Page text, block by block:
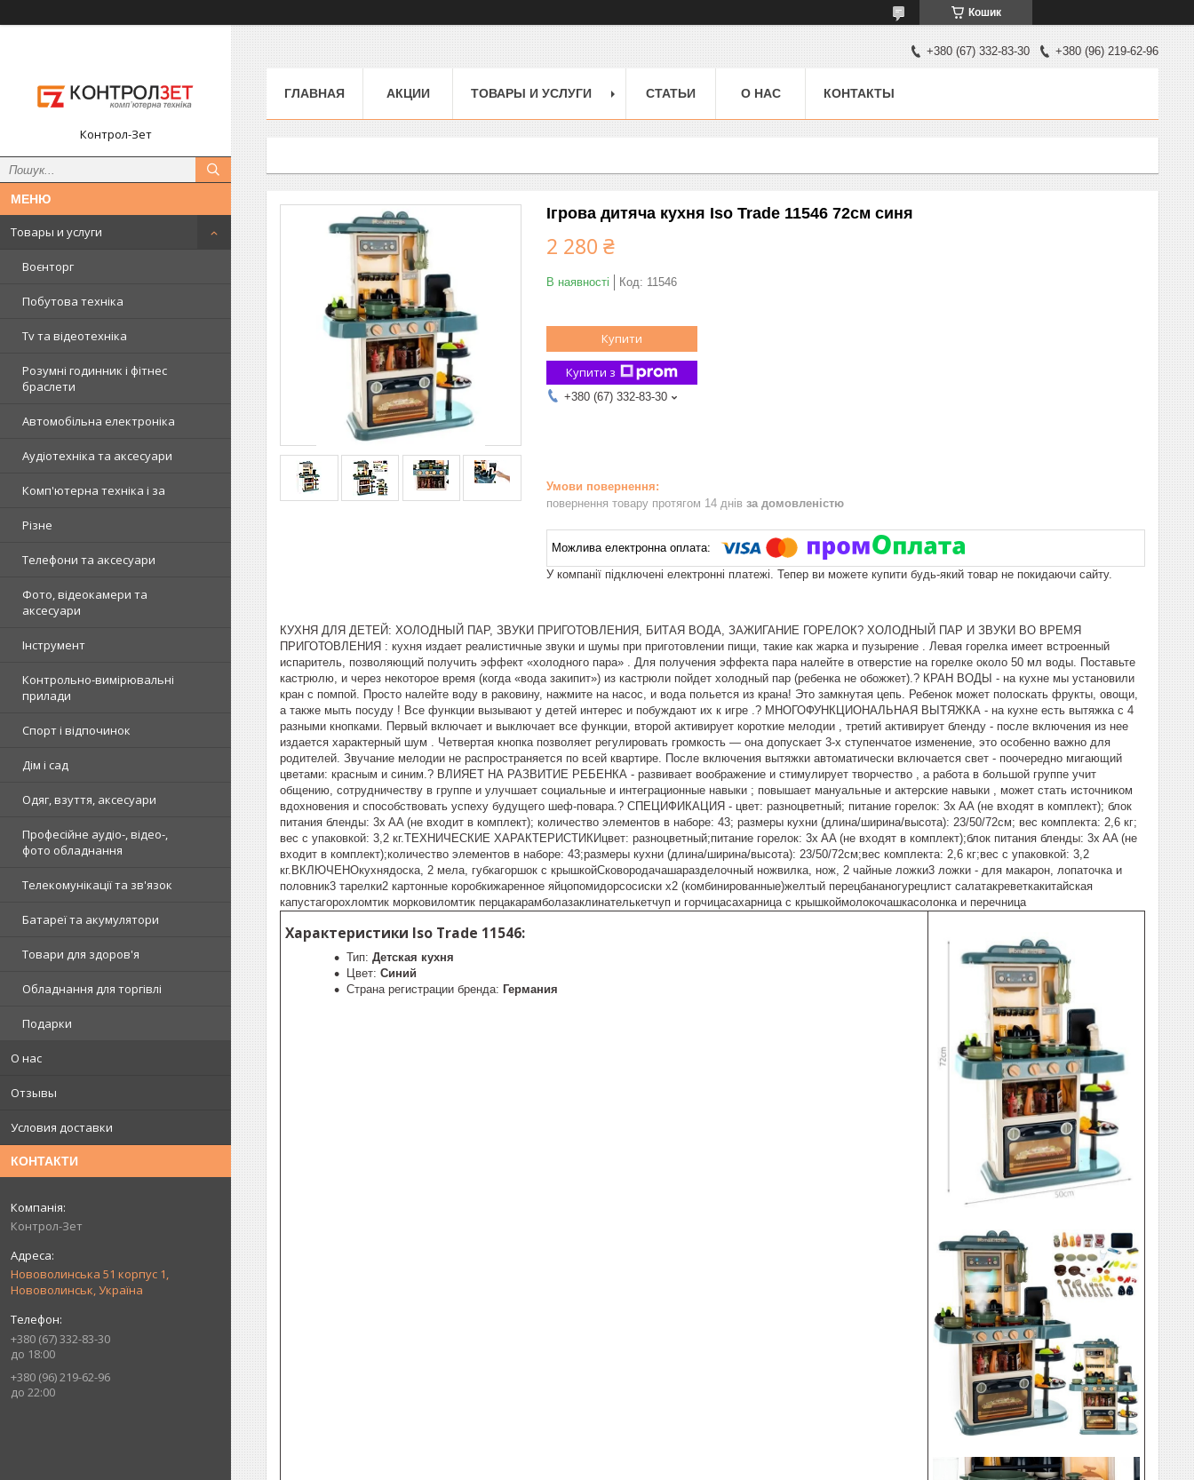
Кошик
Контрол-Зет
Товары и услуги
Воєнторг
Побутова техніка
Tv та відеотехніка
Розумні годинник і фітнес
браслети
Автомобільна електроніка
Аудіотехніка та аксесуари
Комп'ютерна техніка і за
Різне
Телефони та аксесуари
Фото, відеокамери та
аксесуари
Інструмент
Контрольно-вимірювальні
прилади
Спорт і відпочинок
Дім і сад
Одяг, взуття, аксесуари
Професійне аудіо-, відео-,
фото обладнання
Телекомунікації та зв'язок
Батареї та акумулятори
Товари для здоров'я
Обладнання для торгівлі
Подарки
О нас
Отзывы
Условия доставки
КОНТАКТИ
Контрол-Зет
Нововолинська 51 корпус 1,
Нововолинськ, Україна
+380 (67) 332-83-30
до 18:00
+380 (96) 219-62-96
до 22:00
+380 (67) 332-83-30 +380 (96) 219-62-96
ГЛАВНАЯ АКЦИИ ТОВАРЫ И УСЛУГИ СТАТЬИ О НАС КОНТАКТЫ
Ігрова дитяча кухня Iso Trade 11546 72см синя
2 280 ₴
В наявності Код: 11546
Купити
Купити з
+380 (67) 332-83-30
повернення товару протягом 14 днів за домовленістю
У компанії підключені електронні платежі. Тепер ви можете купити будь-який товар не покидаючи сайту.
КУХНЯ ДЛЯ ДЕТЕЙ: ХОЛОДНЫЙ ПАР, ЗВУКИ ПРИГОТОВЛЕНИЯ, БИТАЯ ВОДА, ЗАЖИГАНИЕ ГОРЕЛОК? ХОЛОДНЫЙ ПАР И ЗВУКИ ВО ВРЕМЯ
ПРИГОТОВЛЕНИЯ : кухня издает реалистичные звуки и шумы при приготовлении пищи, такие как жарка и пузырение . Левая горелка имеет встроенный
испаритель, позволяющий получить эффект «холодного пара» . Для получения эффекта пара налейте в отверстие на горелке около 50 мл воды. Поставьте
кастрюлю, и через некоторое время (когда «вода закипит») из кастрюли пойдет холодный пар (ребенка не обожжет).? КРАН ВОДЫ - на кухне мы установили
кран с помпой. Просто налейте воду в раковину, нажмите на насос, и вода польется из крана! Это замкнутая цепь. Ребенок может полоскать фрукты, овощи,
а также мыть посуду ! Все функции вызывают у детей интерес и побуждают их к игре .? МНОГОФУНКЦИОНАЛЬНАЯ ВЫТЯЖКА - на кухне есть вытяжка с 4
разными кнопками. Первый включает и выключает все функции, второй активирует короткие мелодии , третий активирует бленду - после включения из нее
издается характерный шум . Четвертая кнопка позволяет регулировать громкость — она допускает 3-х ступенчатое изменение, это особенно важно для
родителей. Звучание мелодии не распространяется по всей квартире. После включения вытяжки автоматически включается свет - поочередно мигающий
цветами: красным и синим.? ВЛИЯЕТ НА РАЗВИТИЕ РЕБЕНКА - развивает воображение и стимулирует творчество , а работа в большой группе учит
общению, сотрудничеству в группе и улучшает социальные и интеграционные навыки ; повышает мануальные и актерские навыки , может стать источником
вдохновения и способствовать успеху будущего шеф-повара.? СПЕЦИФИКАЦИЯ - цвет: разноцветный; питание горелок: 3x AA (не входят в комплект); блок
питания бленды: 3x AA (не входит в комплект); количество элементов в наборе: 43; размеры кухни (длина/ширина/высота): 23/50/72см; вес комплекта: 2,6 кг;
вес с упаковкой: 3,2 кг.ТЕХНИЧЕСКИЕ ХАРАКТЕРИСТИКИцвет: разноцветный;питание горелок: 3x AA (не входят в комплект);блок питания бленды: 3x AA (не
входит в комплект);количество элементов в наборе: 43;размеры кухни (длина/ширина/высота): 23/50/72см;вес комплекта: 2,6 кг;вес с упаковкой: 3,2
кг.ВКЛЮЧЕНОкухнядоска, 2 мела, губкагоршок с крышкойСковородачашаразделочный ножвилка, нож, 2 чайные ложки3 ложки - для макарон, лопаточка и
половник3 тарелки2 картонные коробкижаренное яйцопомидорсосиски x2 (комбинированные)желтый перецбананогурецлист салатакреветкакитайская
капустагорохломтик морковиломтик перцакарамболазаклинателькетчуп и горчицасахарница с крышкоймолокочашкасолонка и перечница
Характеристики Iso Trade 11546:
Тип: Детская кухня
Цвет: Синий
Страна регистрации бренда: Германия